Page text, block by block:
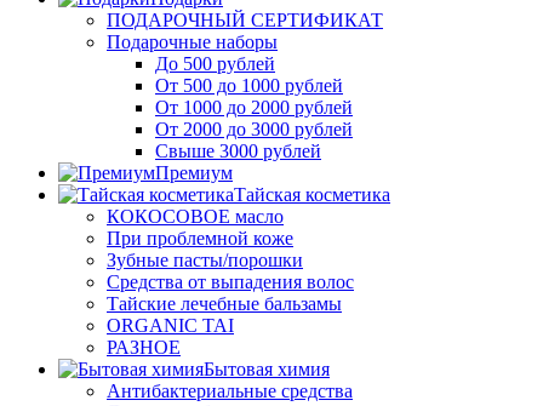
ПОДАРОЧНЫЙ СЕРТИФИКАТ
Подарочные наборы
До 500 рублей
От 500 до 1000 рублей
От 1000 до 2000 рублей
От 2000 до 3000 рублей
Свыше 3000 рублей
Премиум
Тайская косметика
КОКОСОВОЕ масло
При проблемной коже
Зубные пасты/порошки
Средства от выпадения волос
Тайские лечебные бальзамы
ORGANIC TAI
РАЗНОЕ
Бытовая химия
Антибактериальные средства